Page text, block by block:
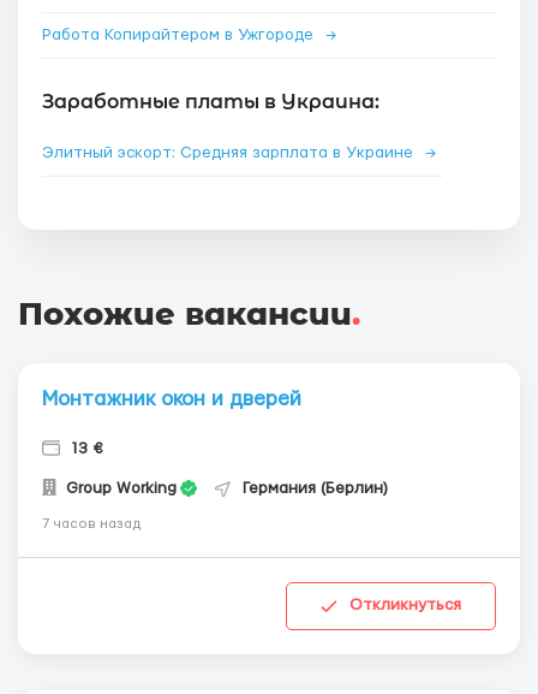
Работа Копирайтером в Ужгороде →
Заработные платы в Украина:
Элитный эскорт: Средняя зарплата в Украине →
Похожие вакансии.
Монтажник окон и дверей
13 €
Group Working Германия (Берлин)
7 часов назад
Откликнуться